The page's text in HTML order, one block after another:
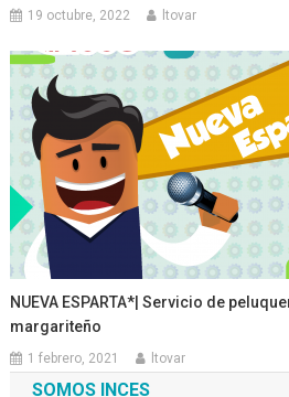
19 octubre, 2022 ltovar
NUEVA ESPARTA*| Servicio de
margariteño
1 febrero, 2021 ltovar
SOMOS INCES